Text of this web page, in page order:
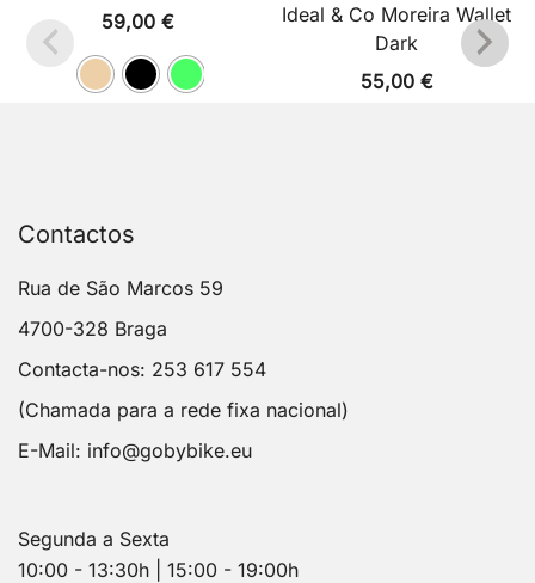
59,00€
Ideal & Co Moreira Wallet
Dark
55,00 €
Contactos
Rua de São Marcos 59
4700-328 Braga
Contacta-nos: 253 617 554
(Chamada para a rede fixa nacional)
E-Mail: info@gobybike.eu
Segunda a Sexta
10:00 - 13:30h | 15:00 - 19:00h